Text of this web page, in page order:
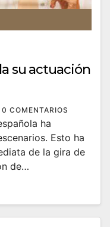
su actuación
0 COMENTARIOS
ha
Esto ha
de la gira de
de…